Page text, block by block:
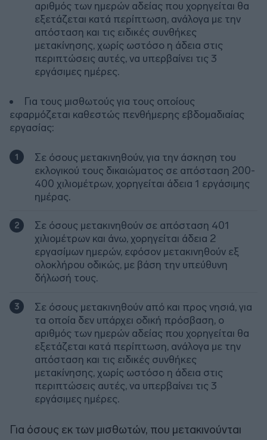
αριθμός των ημερών αδείας που χορηγείται θα
εξετάζεται κατά περίπτωση, ανάλογα με την
απόσταση και τις ειδικές συνθήκες
μετακίνησης, χωρίς ωστόσο η άδεια στις
περιπτώσεις αυτές, να υπερβαίνει τις 3
εργάσιμες ημέρες.
Για τους μισθωτούς για τους οποίους
εφαρμόζεται καθεστώς πενθήμερης εβδομαδιαίας
εργασίας:
Σε όσους μετακινηθούν, για την άσκηση του
εκλογικού τους δικαιώματος σε απόσταση 200-
400 χιλιομέτρων, χορηγείται άδεια 1 εργάσιμης
ημέρας.
Σε όσους μετακινηθούν σε απόσταση 401
χιλιομέτρων και άνω, χορηγείται άδεια 2
εργασίμων ημερών, εφόσον μετακινηθούν εξ
ολοκλήρου οδικώς, με βάση την υπεύθυνη
δήλωσή τους.
Σε όσους μετακινηθούν από και προς νησιά, για
τα οποία δεν υπάρχει οδική πρόσβαση, ο
αριθμός των ημερών αδείας που χορηγείται θα
εξετάζεται κατά περίπτωση, ανάλογα με την
απόσταση και τις ειδικές συνθήκες
μετακίνησης, χωρίς ωστόσο η άδεια στις
περιπτώσεις αυτές, να υπερβαίνει τις 3
εργάσιμες ημέρες.
Για όσους εκ των μισθωτών, που μετακινούνται